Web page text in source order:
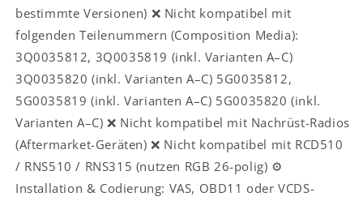
bestimmte Versionen) ❌ Nicht kompatibel mit
folgenden Teilenummern (Composition Media):
3Q0035812, 3Q0035819 (inkl. Varianten A–C)
3Q0035820 (inkl. Varianten A–C) 5G0035812,
5G0035819 (inkl. Varianten A–C) 5G0035820 (inkl.
Varianten A–C) ❌ Nicht kompatibel mit Nachrüst-Radios
(Aftermarket-Geräten) ❌ Nicht kompatibel mit RCD510
/ RNS510 / RNS315 (nutzen RGB 26-polig) ⚙️
Installation & Codierung: VAS, OBD11 oder VCDS-